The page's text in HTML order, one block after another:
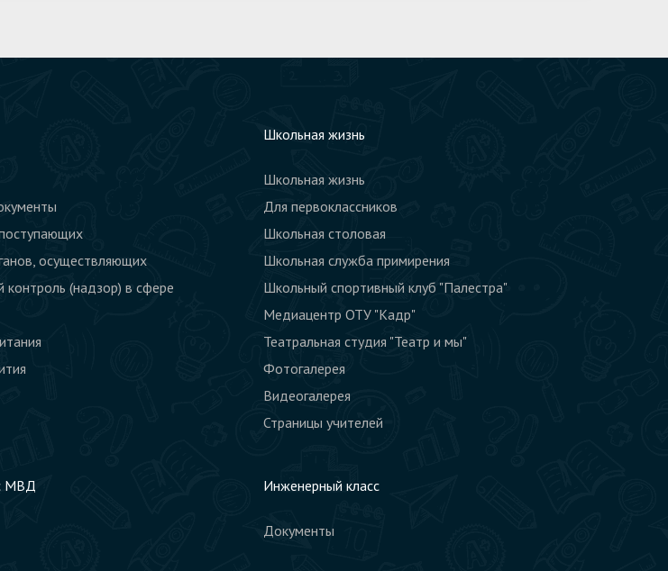
осуществляющих
контроль (надзор) в сфере
Школьная жизнь
Школьная жизнь
Для первоклассников
Школьная столовая
Школьная служба примирения
Школьный спортивный клуб "Палестра"
Медиацентр ОТУ "Кадр"
Театральная студия "Театр и мы"
Фотогалерея
Видеогалерея
Страницы учителей
МВД Инженерный класс
Документы